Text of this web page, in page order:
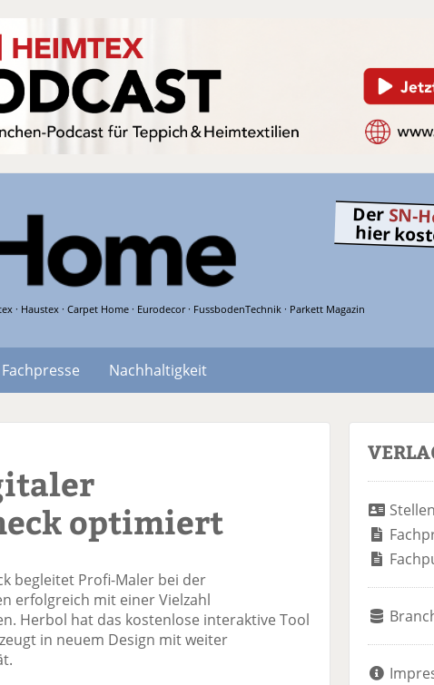
· Haustex · Carpet Home · Eurodecor · FussbodenTechnik · Parkett Magazin
Der SN-
hier
Fachpresse
Nachhaltigkeit
optimiert
begleitet Profi-Maler bei der
erfolgreich mit einer Vielzahl
Herbol hat das kostenlose interaktive Tool
in neuem Design mit weiter